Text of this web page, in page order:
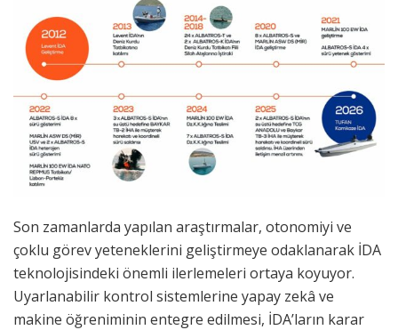
Son zamanlarda yapılan araştırmalar, otonomiyi ve
çoklu görev yeteneklerini geliştirmeye odaklanarak İDA
teknolojisindeki önemli ilerlemeleri ortaya koyuyor.
Uyarlanabilir kontrol sistemlerine yapay zekâ ve
makine öğreniminin entegre edilmesi, İDA’ların karar